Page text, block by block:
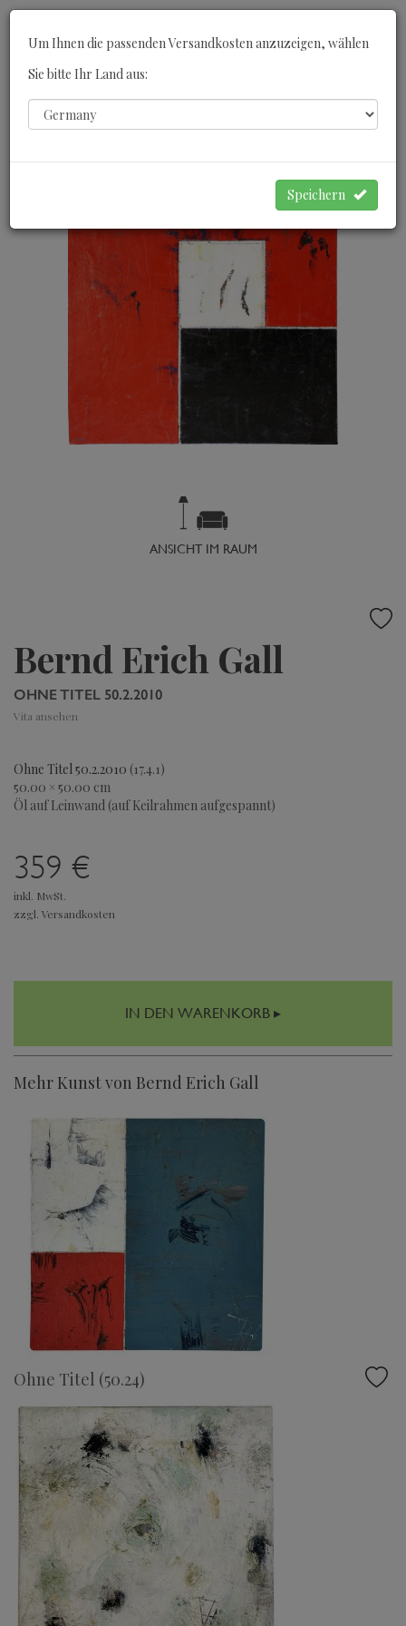
ANSICHT IM RAUM
Bernd Erich Gall
OHNE TITEL 50.2.2010
Vita ansehen
Ohne Titel 50.2.2010 (17.4.1)
50.00 × 50.00 cm
Öl auf Leinwand (auf Keilrahmen aufgespannt)
359 €
inkl. MwSt.
zzgl. Versandkosten
IN DEN WARENKORB ▸
Mehr Kunst von Bernd Erich Gall
Ohne Titel (50.24)
Um Ihnen die passenden Versandkosten anzuzeigen, wählen
Sie bitte Ihr Land aus:
Speichern